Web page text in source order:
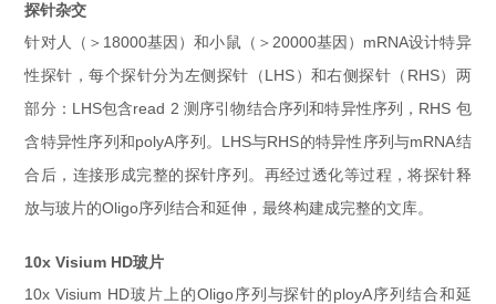
探针杂交
针对人（＞18000基因）和小鼠（＞20000基因）mRNA设计特异
性探针，每个探针分为左侧探针（LHS）和右侧探针（RHS）两
部分：LHS包含read 2 测序引物结合序列和特异性序列，RHS 包
含特异性序列和polyA序列。LHS与RHS的特异性序列与mRNA结
合后，连接形成完整的探针序列。再经过透化等过程，将探针释
放与玻片的Oligo序列结合和延伸，最终构建成完整的文库。
10x Visium HD玻片
10x Visium HD玻片上的Oligo序列与探针的ployA序列结合和延